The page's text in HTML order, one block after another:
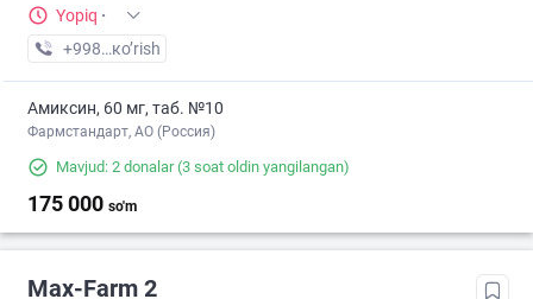
Yopiq ·
+998 (50) XXX-XX-XX
кo’rish
Амиксин, 60 мг, таб. №10
Фармстандарт, АО (Россия)
Mavjud: 2 donalar(3 soat oldin yangilangan)
175 000 so'm
Max-Farm 2